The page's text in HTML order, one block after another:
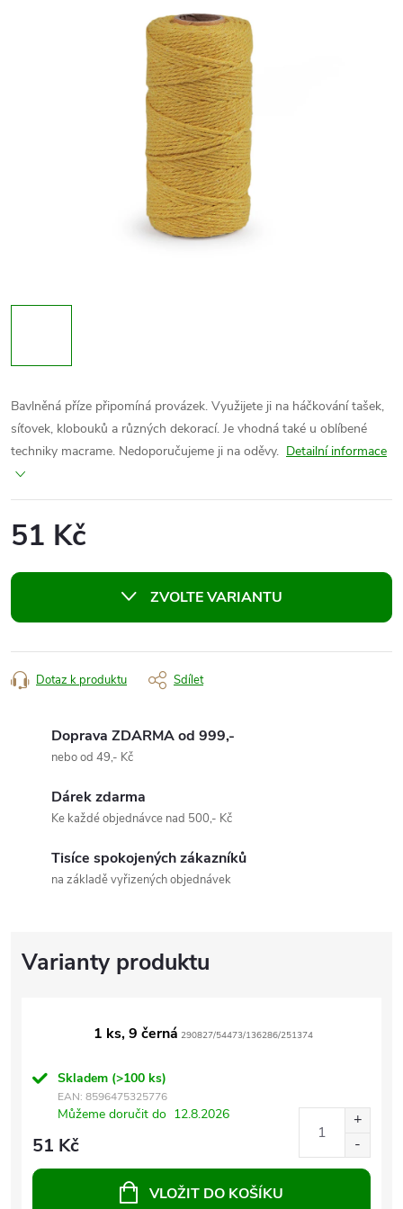
Bavlněná příze připomíná provázek. Využijete ji na háčkování tašek,
síťovek, klobouků a různých dekorací. Je vhodná také u oblíbené
techniky macrame. Nedoporučujeme ji na oděvy. Detailní informace
51 Kč
cena:
ZVOLTE VARIANTU
Dotaz k produktu Sdílet
Doprava ZDARMA od 999,-
nebo od 49,- Kč
Dárek zdarma
Ke každé objednávce nad 500,- Kč
Tisíce spokojených zákazníků
na základě vyřizených objednávek
1 ks, 9 černá 290827/54473/136286/251374
Skladem (>100 ks)
EAN: 8596475325776
Můžeme doručit do 12.8.2026
51 Kč
VLOŽIT DO KOŠÍKU